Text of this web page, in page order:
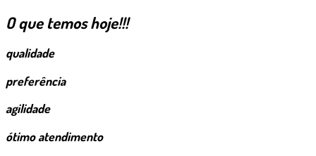
O que temos hoje!!!
qualidade
preferência
agilidade
ótimo atendimento